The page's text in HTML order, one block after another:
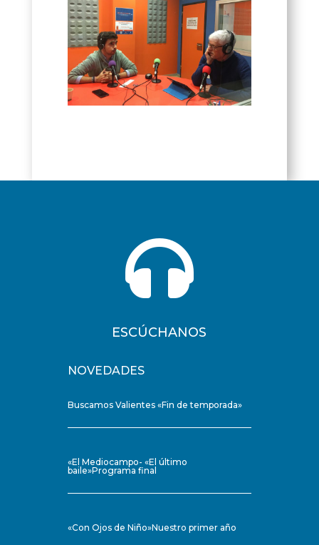

ESCÚCHANOS
NOVEDADES
Buscamos Valientes «Fin de temporada»
«El Mediocampo- «El último
baile»Programa final
«Con Ojos de Niño»Nuestro primer año